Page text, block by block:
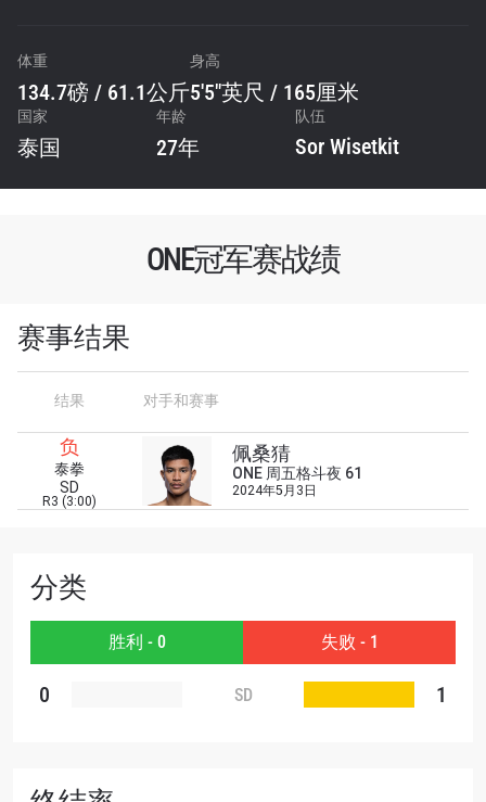
体重
134.7磅 / 61.1公斤
身高
5'5"英尺 / 165厘米
国家
泰国
年龄
27年
队伍
Sor Wisetkit
ONE冠军赛战绩
赛事结果
结果 对手和赛事
负
泰拳
SD
R3 (3:00)
佩桑猜
ONE 周五格斗夜 61
2024年5月3日
分类
胜利 - 0 失败 - 1
0 SD 1
查看集锦
浏览了解更多
在任何地域观看ONE冠军赛，现在注册获得权限了
解最新资讯、解锁特别福利以及优先机遇获得直播
场次的最佳座位！
邮箱
名字
订阅